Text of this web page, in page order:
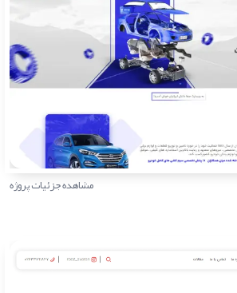
مشاهده جزئیات پروژه